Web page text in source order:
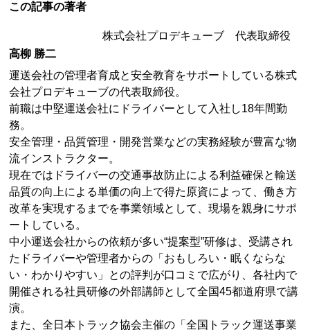
この記事の著者
株式会社プロデキューブ 代表取締役
高柳 勝二
運送会社の管理者育成と安全教育をサポートしている株式
会社プロデキューブの代表取締役。
前職は中堅運送会社にドライバーとして入社し18年間勤
務。
安全管理・品質管理・開発営業などの実務経験が豊富な物
流インストラクター。
現在ではドライバーの交通事故防止による利益確保と輸送
品質の向上による単価の向上で得た原資によって、働き方
改革を実現するまでを事業領域として、現場を親身にサポ
ートしている。
中小運送会社からの依頼が多い“提案型”研修は、受講され
たドライバーや管理者からの「おもしろい・眠くならな
い・わかりやすい」との評判が口コミで広がり、各社内で
開催される社員研修の外部講師として全国45都道府県で講
演。
また、全日本トラック協会主催の「全国トラック運送事業